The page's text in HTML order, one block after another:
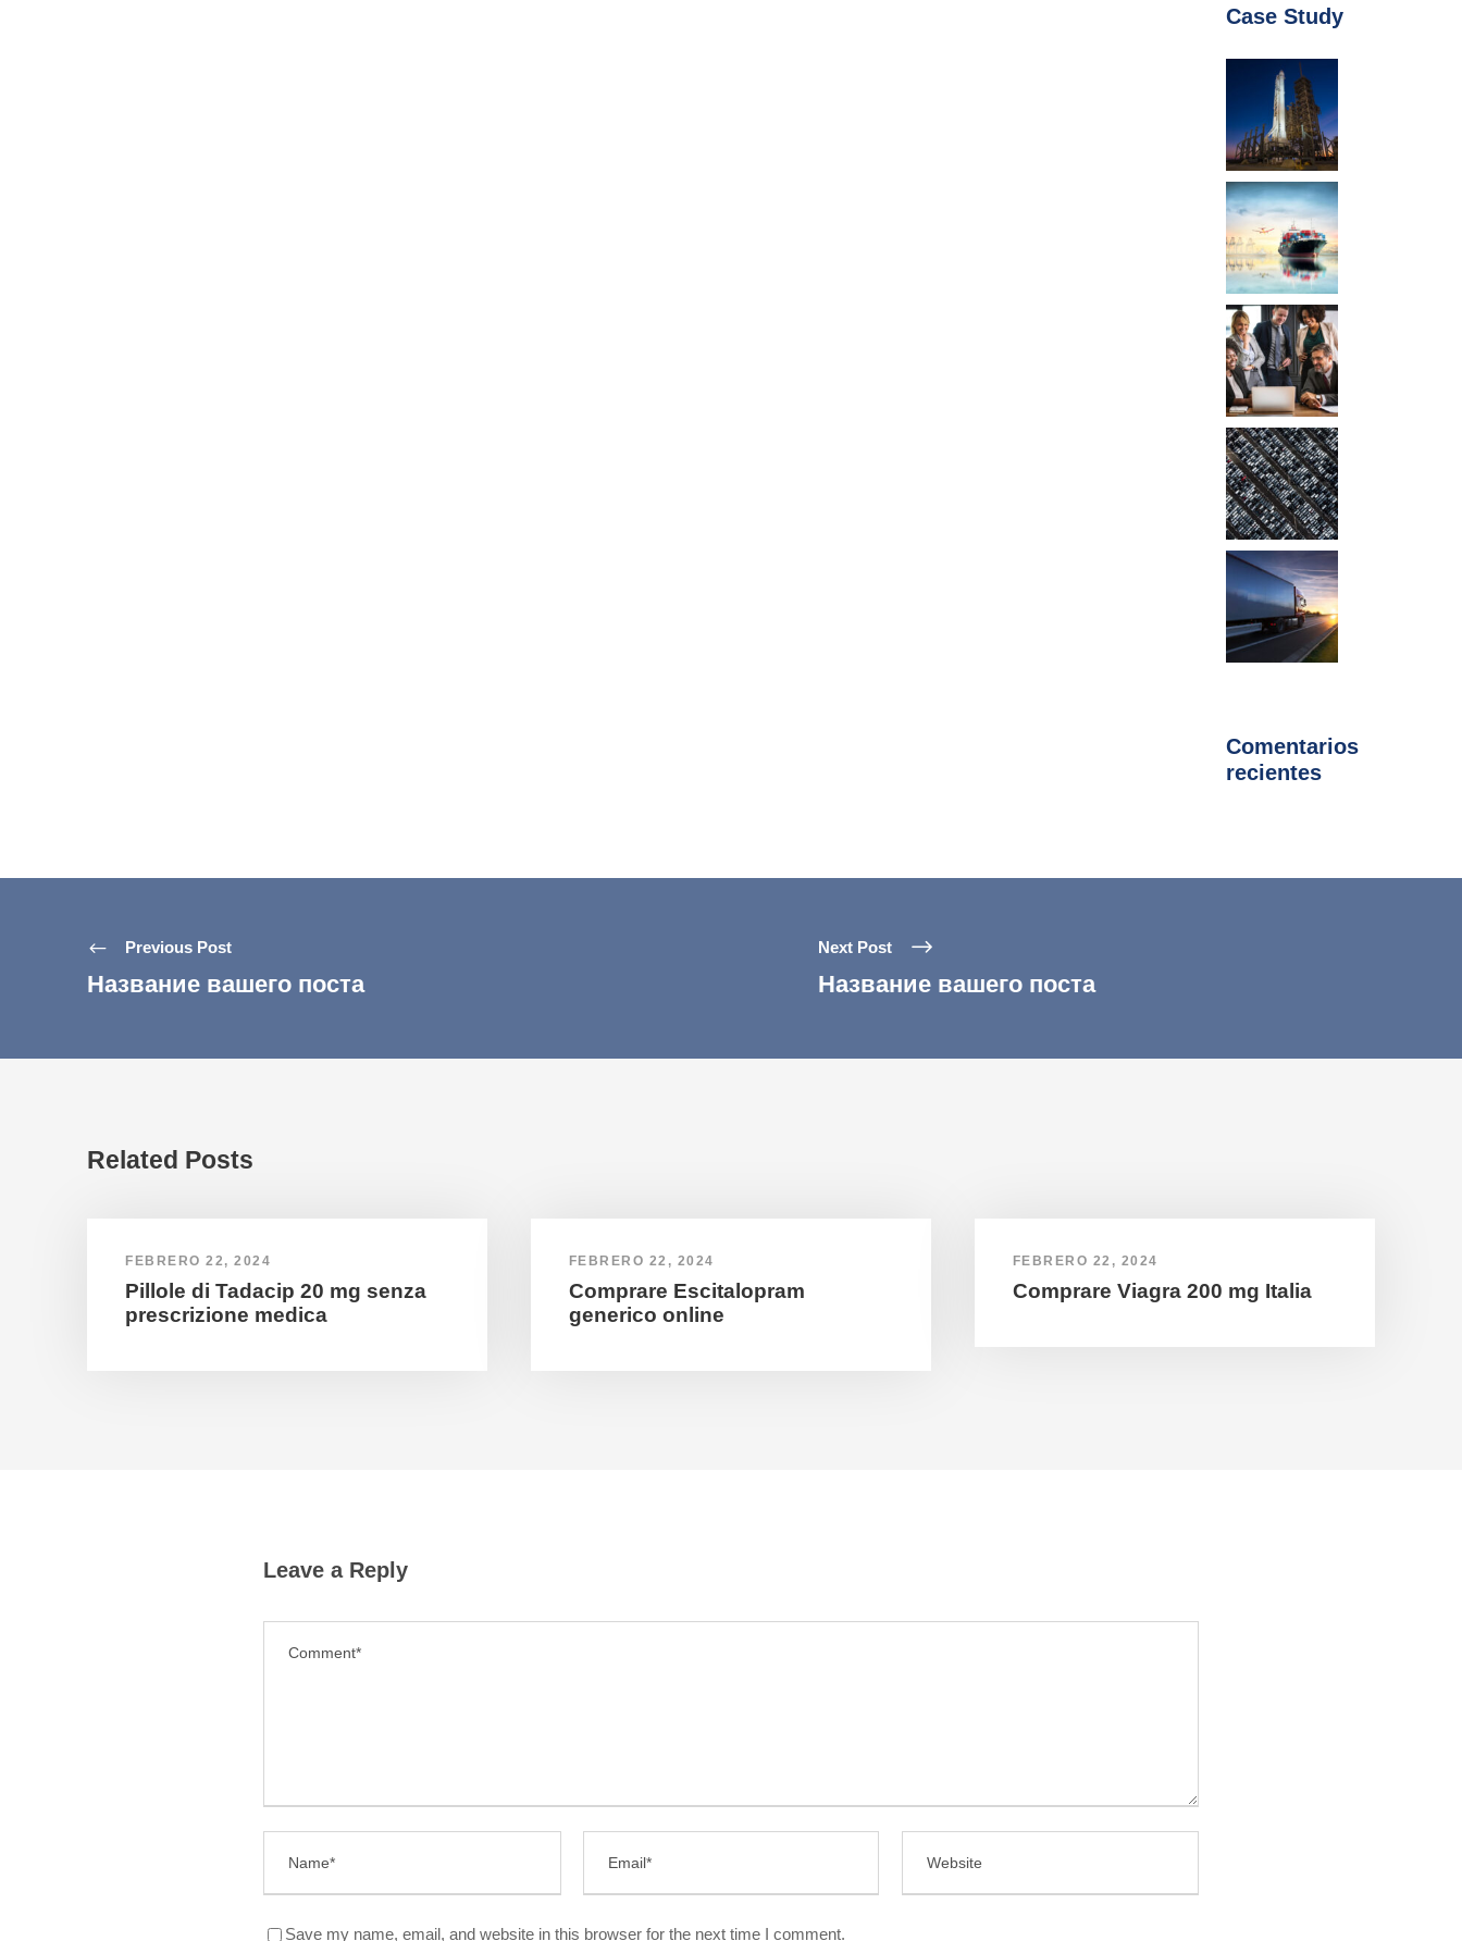
Case Study
Comentarios
recientes
Previous Post
Название вашего поста
Next Post
Название вашего поста
Related Posts
FEBRERO 22, 2024
Pillole di Tadacip 20 mg senza
prescrizione medica
FEBRERO 22, 2024
Comprare Escitalopram
generico online
FEBRERO 22, 2024
Comprare Viagra 200 mg Italia
Leave a Reply
Save my name, email, and website in this browser for the next time I comment.